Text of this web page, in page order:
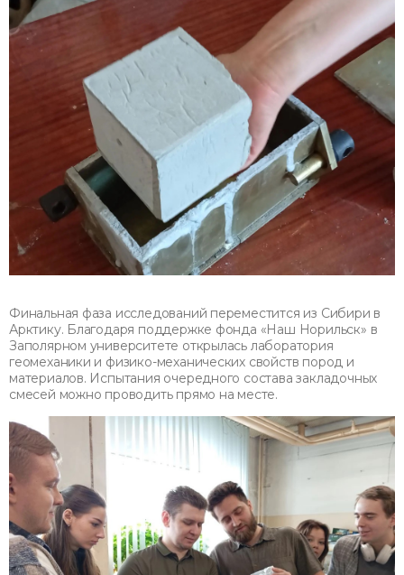
Финальная фаза исследований переместится из Сибири в
Арктику. Благодаря поддержке фонда «Наш Норильск» в
Заполярном университете открылась лаборатория
геомеханики и физико-механических свойств пород и
материалов. Испытания очередного состава закладочных
смесей можно проводить прямо на месте.